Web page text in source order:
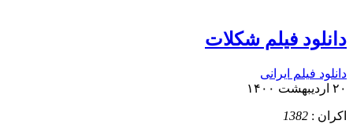
دانلود فیلم شکلات
دانلود فیلم ایرانی
۲۰ اردیبهشت ۱۴۰۰
اکران : 1382